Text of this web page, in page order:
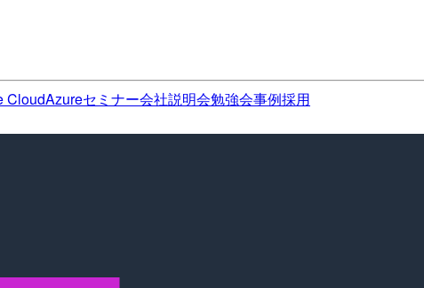
CloudAzureセミナー会社説明会勉強会事例採用